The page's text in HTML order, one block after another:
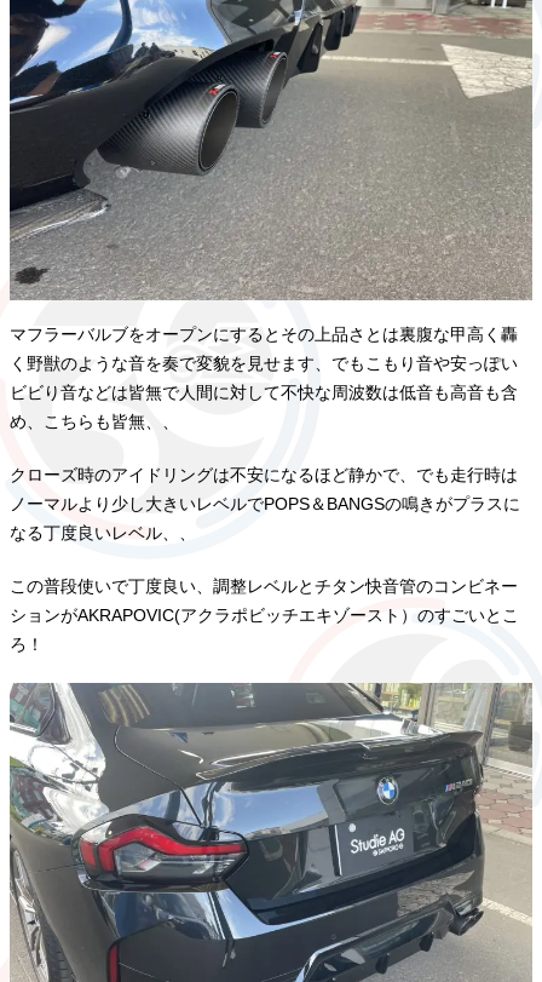
マフラーバルブをオープンにするとその上品さとは裏腹な甲高く轟
く野獣のような音を奏で変貌を見せます、でもこもり音や安っぽい
ビビり音などは皆無で人間に対して不快な周波数は低音も高音も含
め、こちらも皆無、、
クローズ時のアイドリングは不安になるほど静かで、でも走行時は
ノーマルより少し大きいレベルでPOPS＆BANGSの鳴きがプラスに
なる丁度良いレベル、、
この普段使いで丁度良い、調整レベルとチタン快音管のコンビネー
ションがAKRAPOVIC(アクラポビッチエキゾースト）のすごいとこ
ろ！